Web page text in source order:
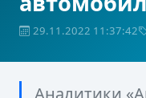
29.11.2022 11:37:42
Аналитики